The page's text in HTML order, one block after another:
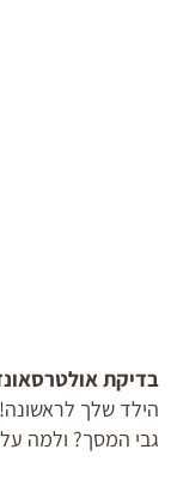
בדיקת
הילד שלך
גבי המסך? ולמה